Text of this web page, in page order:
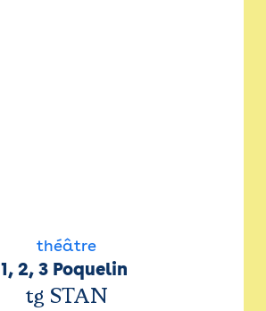
théâtre
1, 2, 3 Poquelin
tg STAN